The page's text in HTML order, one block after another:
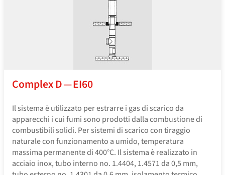
Complex D — EI60
Il sistema è utilizzato per estrarre i gas di scarico da
apparecchi i cui fumi sono prodotti dalla combustione di
combustibili solidi. Per sistemi di scarico con tiraggio
naturale con funzionamento a umido, temperatura
massima permanente di 400°C. Il sistema è realizzato in
acciaio inox, tubo interno no. 1.4404, 1.4571 da 0,5 mm,